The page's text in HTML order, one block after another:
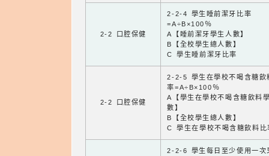
2-2 口腔保健
2-2-4 學生睡前潔牙比率
=A÷B×100％
A【睡前潔牙學生人數】
B【全校學生總人數】
C 學生睡前潔牙比率
2-2 口腔保健
2-2-5 學生在學校不喝含糖飲
率=A÷B×100％
A【學生在學校不喝含糖飲料
數】
B【全校學生總人數】
C 學生在學校不喝含糖飲料比
2-2-6 學生每日至少使用一次